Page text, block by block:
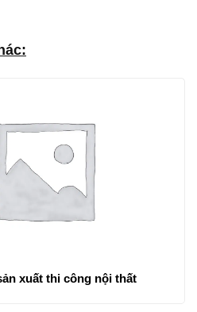
xuất thi công nội thất